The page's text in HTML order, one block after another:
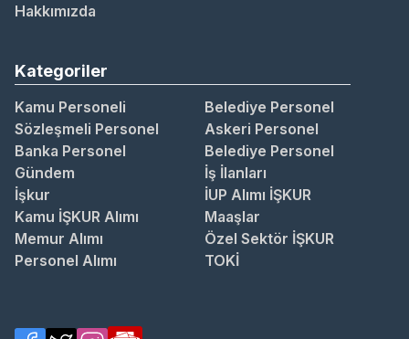
Hakkımızda
Kategoriler
Kamu Personeli
Belediye Personel
Sözleşmeli Personel
Askeri Personel
Banka Personel
Belediye Personel
Gündem
İş İlanları
İşkur
İUP Alımı İŞKUR
Kamu İŞKUR Alımı
Maaşlar
Memur Alımı
Özel Sektör İŞKUR
Personel Alımı
TOKİ